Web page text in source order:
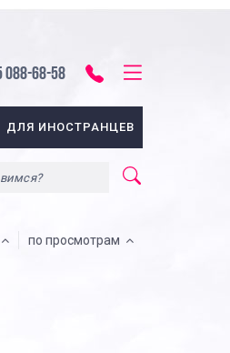
088-68-58
ДЛЯ ИНОСТРАНЦЕВ
по просмотрам